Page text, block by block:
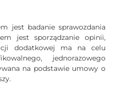
jest badanie sprawozdania
jest sporządzanie opinii,
dodatkowej ma na celu
jednorazowego
na podstawie umowy o